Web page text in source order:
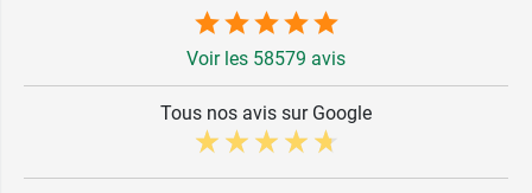
Voir les 58579 avis
Tous nos avis sur Google